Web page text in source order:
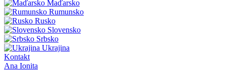
Maďarsko
Rumunsko
Rusko
Slovensko
Srbsko
Ukrajina
Kontakt
Ana Ionita